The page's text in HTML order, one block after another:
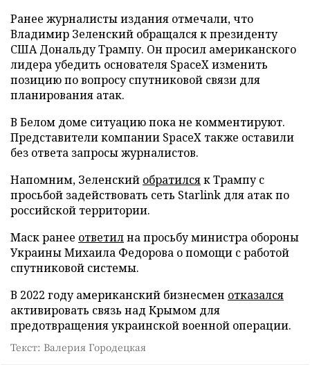
Ранее журналисты издания отмечали, что
Владимир Зеленский обращался к президенту
США Дональду Трампу. Он просил американского
лидера убедить основателя SpaceX изменить
позицию по вопросу спутниковой связи для
планирования атак.
В Белом доме ситуацию пока не комментируют.
Представители компании SpaceX также оставили
без ответа запросы журналистов.
Напомним, Зеленский обратилсяк Трампу с
просьбой задействовать сеть Starlink для атак по
российской территории.
Маск ранее ответилна просьбу министра обороны
Украины Михаила Федорова о помощи с работой
спутниковой системы.
В 2022 году американский бизнесмен отказался
активировать связь над Крымом для
предотвращения украинской военной операции.
Текст: Валерия Городецкая